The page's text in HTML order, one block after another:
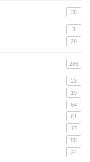
38
3
28
286
23
19
64
61
17
58
24